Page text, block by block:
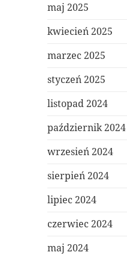
maj 2025
kwiecień 2025
marzec 2025
styczeń 2025
listopad 2024
październik 2024
wrzesień 2024
sierpień 2024
lipiec 2024
czerwiec 2024
maj 2024